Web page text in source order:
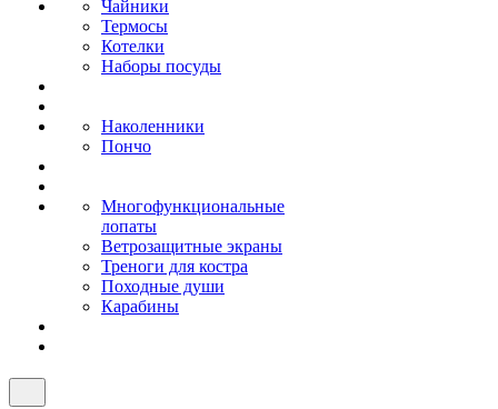
Чайники
Термосы
Котелки
Наборы посуды
Наколенники
Пончо
Многофункциональные
лопаты
Ветрозащитные экраны
Треноги для костра
Походные души
Карабины